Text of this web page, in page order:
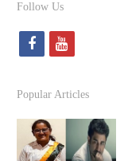
Follow Us
f
c
e
b
y
u
t
u
Popular Articles